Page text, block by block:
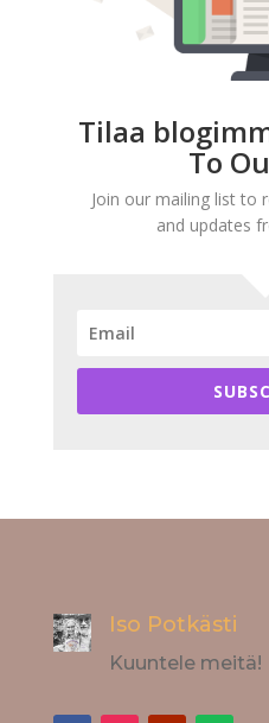
Tilaa
To
Join our mailing list to
and updates
Iso Potkästi
Kuuntele meitä!